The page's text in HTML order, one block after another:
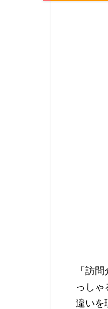
「訪
っし
違いを